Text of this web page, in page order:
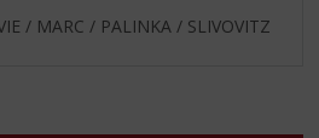
/ MARC / PALINKA / SLIVOVITZ